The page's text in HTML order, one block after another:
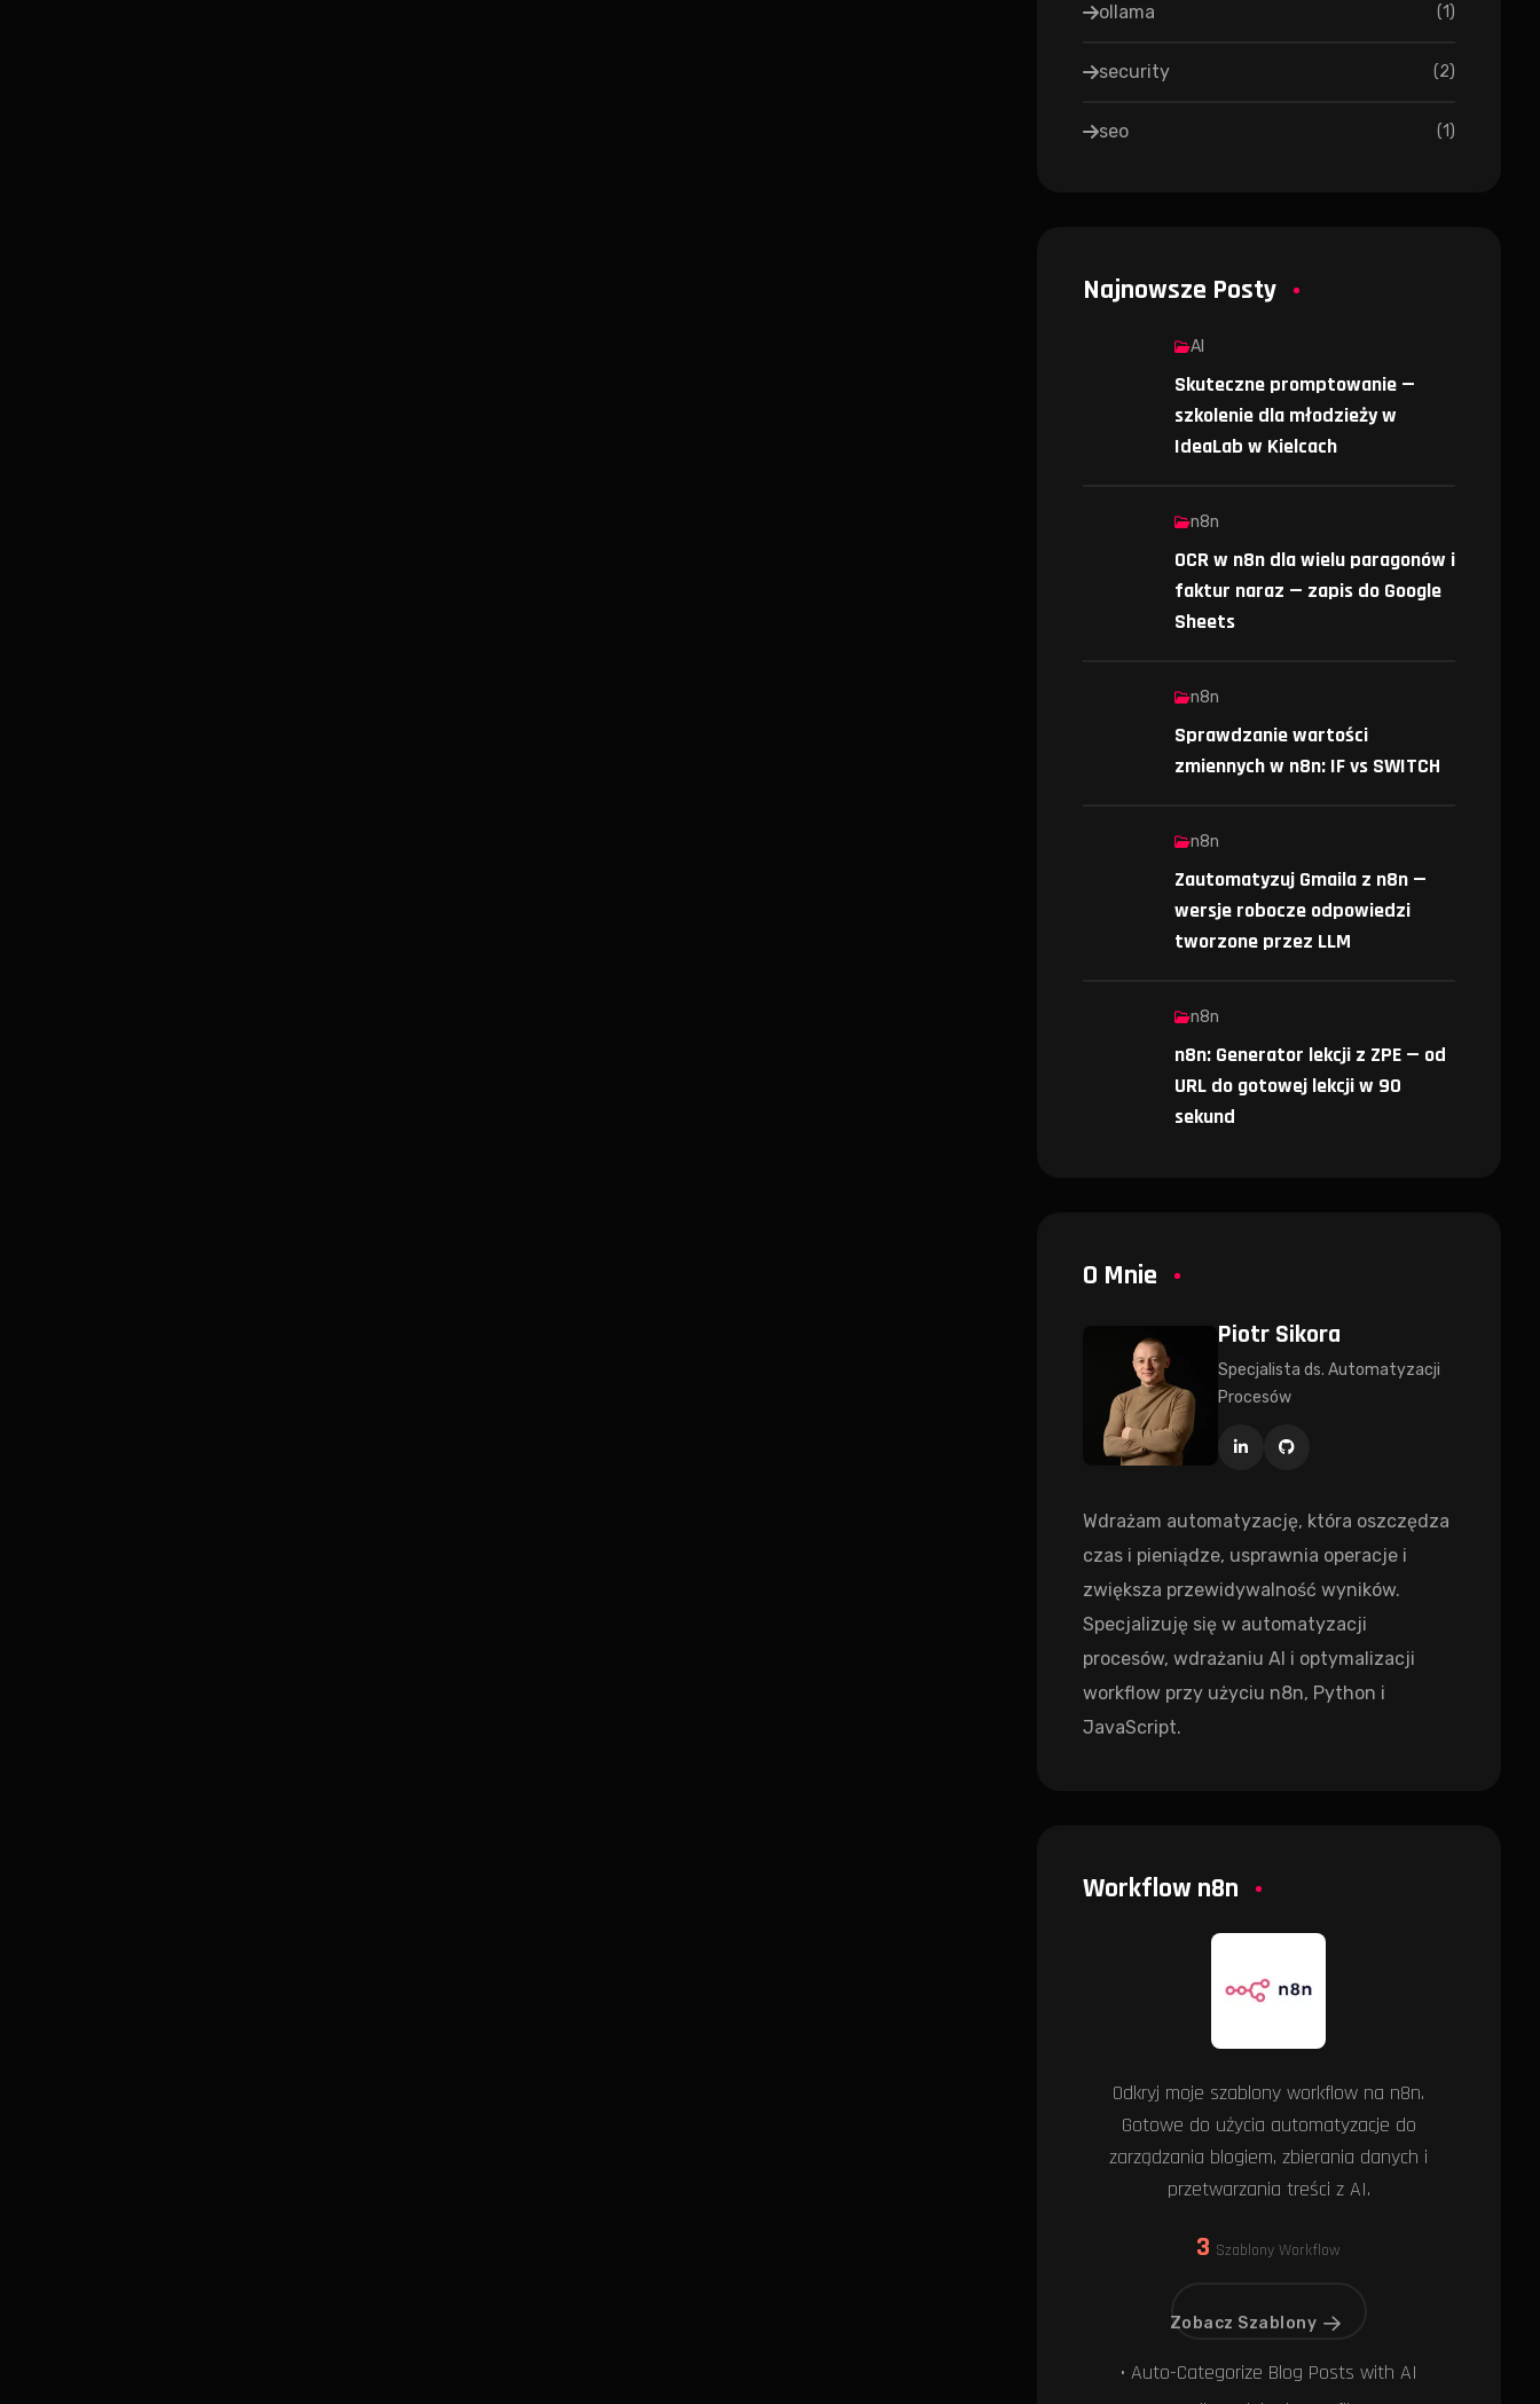
ollama (1)
security (2)
seo (1)
Najnowsze Posty
AI
Skuteczne promptowanie —
szkolenie dla młodzieży w
IdeaLab w Kielcach
n8n
OCR w n8n dla wielu paragonów i
faktur naraz — zapis do Google
Sheets
n8n
Sprawdzanie wartości
zmiennych w n8n: IF vs SWITCH
n8n
Zautomatyzuj Gmaila z n8n —
wersje robocze odpowiedzi
tworzone przez LLM
n8n
n8n: Generator lekcji z ZPE — od
URL do gotowej lekcji w 90
sekund
O Mnie
Piotr Sikora
Specjalista ds. Automatyzacji
Procesów
Wdrażam automatyzację, która oszczędza
czas i pieniądze, usprawnia operacje i
zwiększa przewidywalność wyników.
Specjalizuję się w automatyzacji
procesów, wdrażaniu AI i optymalizacji
workflow przy użyciu n8n, Python i
JavaScript.
Workflow n8n
Odkryj moje szablony workflow na n8n.
Gotowe do użycia automatyzacje do
zarządzania blogiem, zbierania danych i
przetwarzania treści z AI.
3 Szablony Workflow
Zobacz Szablony
• Auto-Categorize Blog Posts with AI